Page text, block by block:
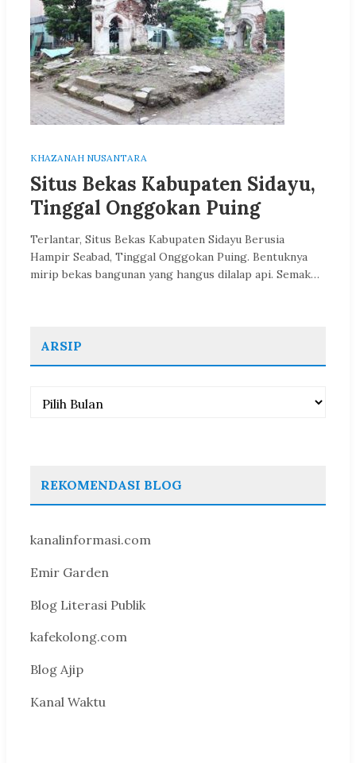
KHAZANAH NUSANTARA
Situs Bekas Kabupaten Sidayu,
Tinggal Onggokan Puing
Terlantar, Situs Bekas Kabupaten Sidayu Berusia
Hampir Seabad, Tinggal Onggokan Puing. Bentuknya
mirip bekas bangunan yang hangus dilalap api. Semak…
ARSIP
Arsip
REKOMENDASI BLOG
kanalinformasi.com
Emir Garden
Blog Literasi Publik
kafekolong.com
Blog Ajip
Kanal Waktu